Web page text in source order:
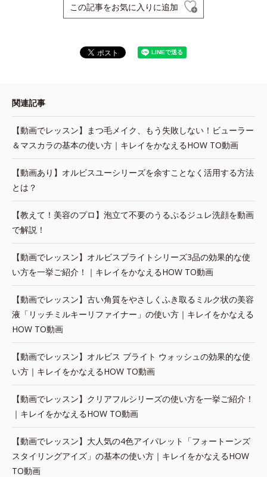
この記事をお気に入りに追加
関連記事
【動画でレッスン】まつ毛メイク、もう失敗しない！ビューラー
＆マスカラの基本の使い方｜キレイをかなえるHOW TO動画
【動画あり】オルビスユーシリーズを余すことなく活用する方法
とは？
【教えて！美容のプロ】泡立て不要のうるぷるジュレ洗顔を動画
で解説！
【動画でレッスン】オルビスブライトシリーズ3品の効果的な使
い方を一挙ご紹介！｜キレイをかなえるHOW TO動画
【動画でレッスン】古い角質をやさしくふき取るミルク状の美容
液「リッチミルキーリファイナー」の使い方｜キレイをかなえる
HOW TO動画
【動画でレッスン】オルビス ブライト ウォッシュの効果的な使
い方｜キレイをかなえるHOW TO動画
【動画でレッスン】クリアフルシリーズの使い方を一挙ご紹介！
｜キレイをかなえるHOW TO動画
【動画でレッスン】大人気の4色アイパレット「フォートーンズ
スタイリングアイズ」の基本の使い方｜キレイをかなえるHOW
TO動画